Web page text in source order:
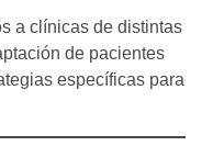
a clínicas de distintas
de pacientes
específicas para